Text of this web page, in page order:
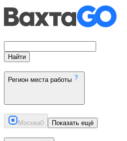
Найти
Регион места работы
Москва0 Показать ещё